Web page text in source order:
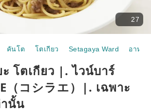
27
คันโต โตเกียว Setagaya Ward อาหา
โตเกียว |. ไวน์บาร์
（コシラエ）|. เฉพาะ
นั้น